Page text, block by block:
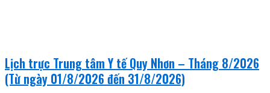
Lịch trực Trung tâm Y tế Quy Nhơn – Tháng 8/2026
(Từ ngày 01/8/2026 đến 31/8/2026)